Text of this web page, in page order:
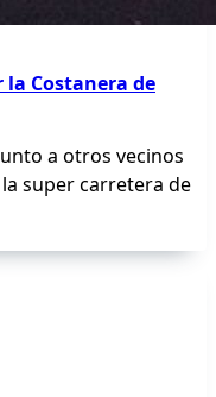
Costanera de
a otros vecinos
super carretera de